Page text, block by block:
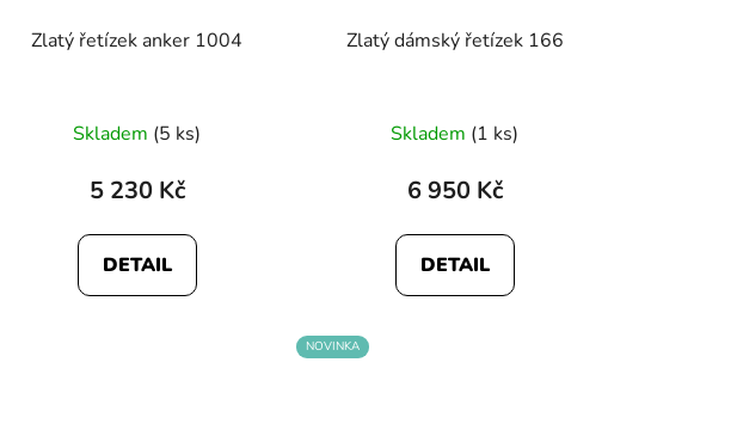
Zlatý řetízek anker 1004
hodnocení
produktu
5,0
z
Skladem (5 ks)
5 230 Kč
DETAIL
Zlatý dámský řetízek 166
Skladem (1 ks)
6 950 Kč
DETAIL
NOVINKA